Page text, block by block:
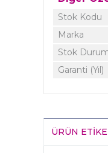
Stok Kodu
Marka
Stok
Garanti (Yıl)
ÜRÜN